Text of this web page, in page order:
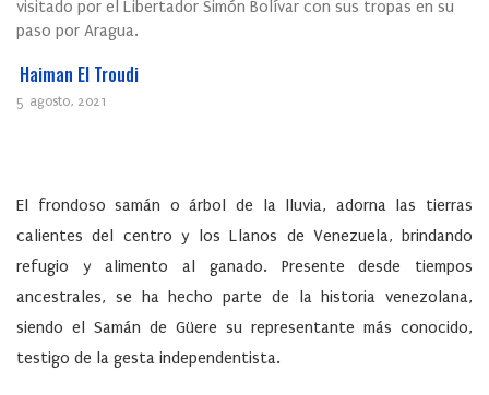
visitado por el Libertador Simón Bolívar con sus tropas en su
paso por Aragua.
Haiman El Troudi
5 agosto, 2021
El frondoso samán o árbol de la lluvia, adorna las tierras
calientes del centro y los Llanos de Venezuela, brindando
refugio y alimento al ganado. Presente desde tiempos
ancestrales, se ha hecho parte de la historia venezolana,
siendo el Samán de Güere su representante más conocido,
testigo de la gesta independentista.